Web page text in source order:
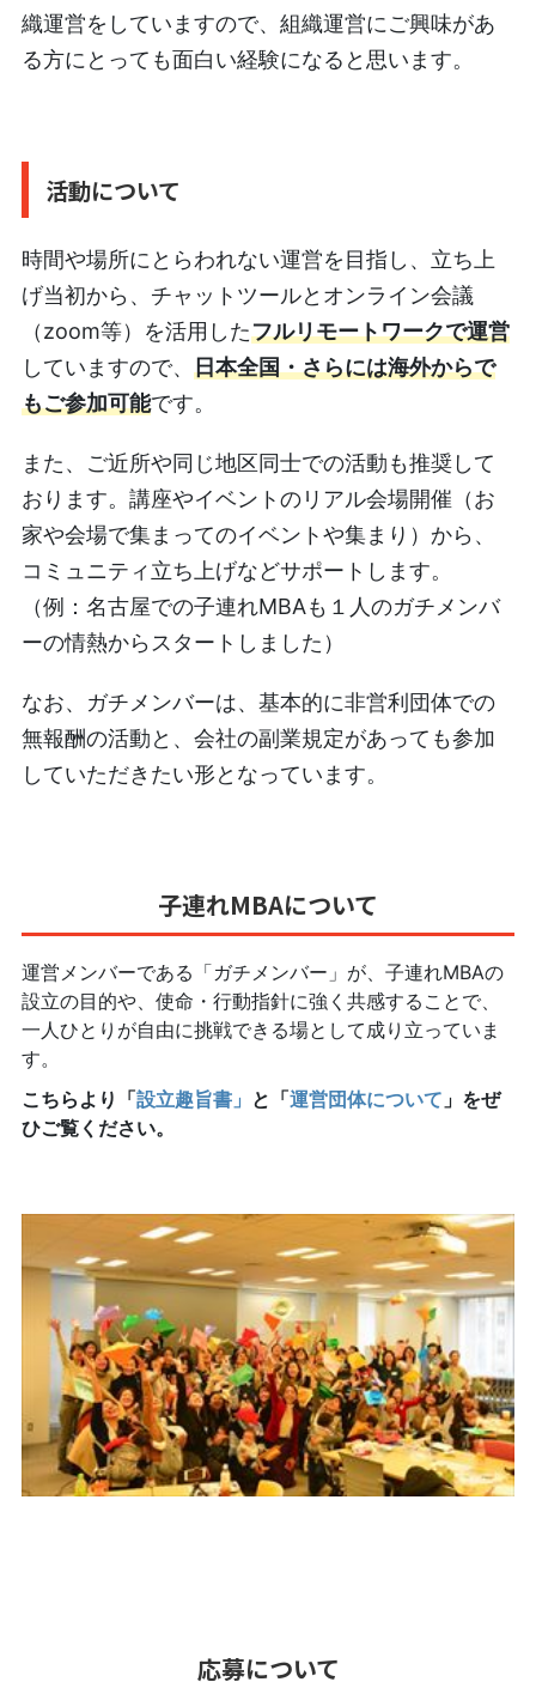
織運営をしていますので、組織運営にご興味があ
る方にとっても面白い経験になると思います。
活動について
時間や場所にとらわれない運営を目指し、立ち上
げ当初から、チャットツールとオンライン会議
（zoom等）を活用したフルリモートワークで運営
していますので、 日本全国・さらには海外からで
もご参加可能です。
また、ご近所や同じ地区同士での活動も推奨して
おります。講座やイベントのリアル会場開催（お
家や会場で集まってのイベントや集まり）から、
コミュニティ立ち上げなどサポートします。
（例：名古屋での子連れMBAも１人のガチメンバ
ーの情熱からスタートしました）
なお、ガチメンバーは、基本的に非営利団体での
無報酬の活動と、会社の副業規定があっても参加
していただきたい形となっています。
子連れMBAについて
運営メンバーである「ガチメンバー」が、子連れMBAの
設立の目的や、使命・行動指針に強く共感することで、
一人ひとりが自由に挑戦できる場として成り立っていま
す。
こちらより「設立趣旨書」 と「運営団体について 」をぜ
ひご覧ください。
応募について